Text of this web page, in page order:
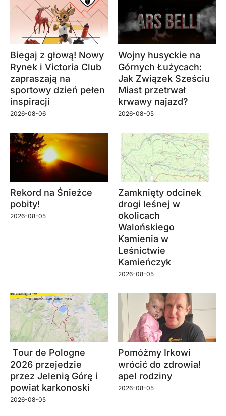
Biegaj z głową! Nowy
Rynek i Victoria Club
zapraszają na
sportowy dzień pełen
inspiracji
2026-08-06
Wojny husyckie na
Górnych Łużycach:
Jak Związek Sześciu
Miast przetrwał
krwawy najazd?
2026-08-05
Rekord na Śnieżce
pobity!
2026-08-05
Zamknięty odcinek
drogi leśnej w
okolicach
Walońskiego
Kamienia w
Leśnictwie
Kamieńczyk
2026-08-05
Tour de Pologne
2026 przejedzie
przez Jelenią Górę i
powiat karkonoski
2026-08-05
Pomóżmy Irkowi
wrócić do zdrowia!
apel rodziny
2026-08-05